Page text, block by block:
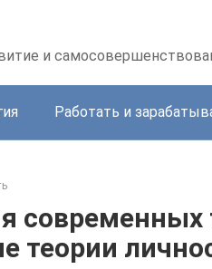
и
Работать и
современных
теории